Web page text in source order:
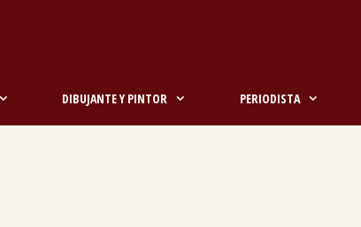
DIBUJANTE Y PINTOR PERIODISTA